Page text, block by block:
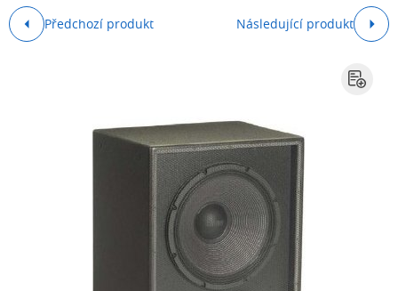
Předchozí produkt Následující produkt